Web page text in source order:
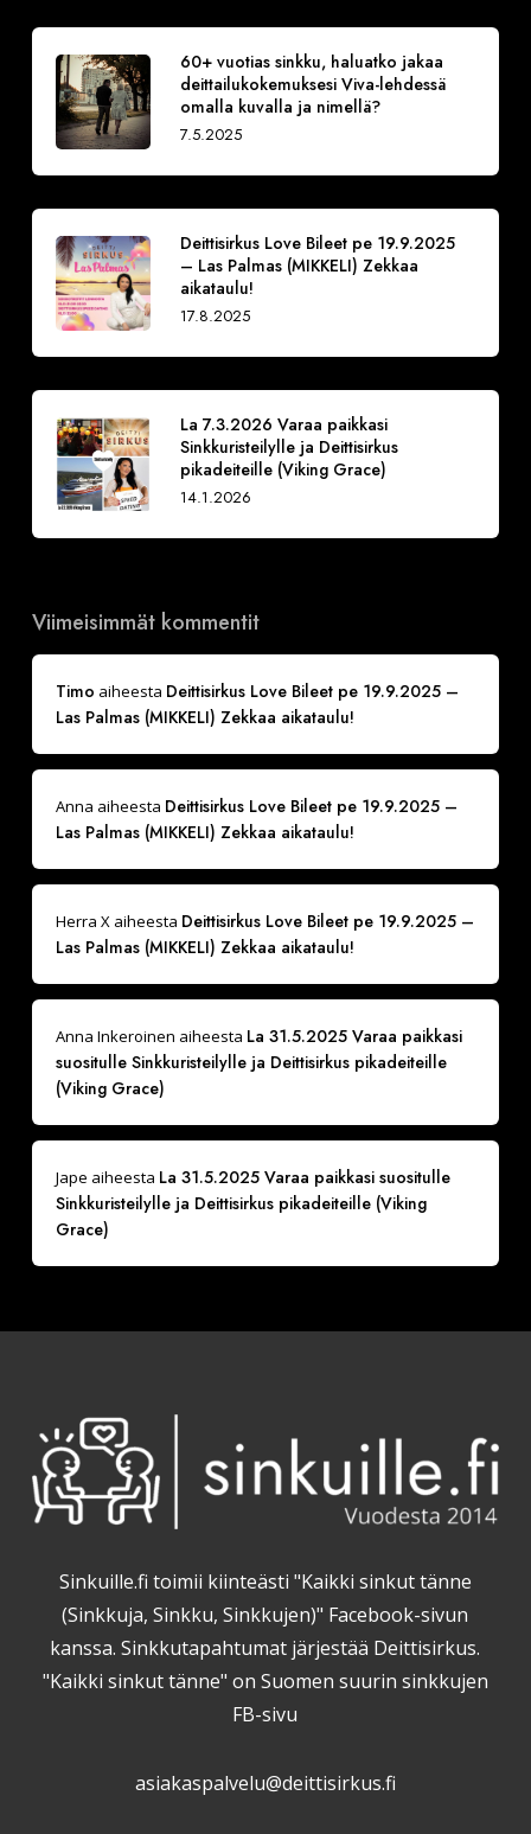
60+ vuotias sinkku, haluatko jakaa
deittailukokemuksesi Viva-lehdessä
omalla kuvalla ja nimellä?
7.5.2025
Deittisirkus Love Bileet pe 19.9.2025
– Las Palmas (MIKKELI) Zekkaa
aikataulu!
17.8.2025
La 7.3.2026 Varaa paikkasi
Sinkkuristeilylle ja Deittisirkus
pikadeiteille (Viking Grace)
14.1.2026
Viimeisimmät kommentit
Timo aiheesta Deittisirkus Love Bileet pe 19.9.2025 –
Las Palmas (MIKKELI) Zekkaa aikataulu!
Anna aiheesta Deittisirkus Love Bileet pe 19.9.2025 –
Las Palmas (MIKKELI) Zekkaa aikataulu!
Herra Xaiheesta Deittisirkus Love Bileet pe 19.9.2025 –
Las Palmas (MIKKELI) Zekkaa aikataulu!
Anna Inkeroinen aiheesta La 31.5.2025 Varaa paikkasi
suositulle Sinkkuristeilylle ja Deittisirkus pikadeiteille
(Viking Grace)
Jape aiheesta La 31.5.2025 Varaa paikkasi suositulle
Sinkkuristeilylle ja Deittisirkus pikadeiteille (Viking
Grace)
Sinkuille.fi toimii kiinteästi "Kaikki sinkut tänne
(Sinkkuja, Sinkku, Sinkkujen)" Facebook-sivun
kanssa. Sinkkutapahtumat järjestää Deittisirkus.
"Kaikki sinkut tänne" on Suomen suurin sinkkujen
FB-sivu
asiakaspalvelu@deittisirkus.fi